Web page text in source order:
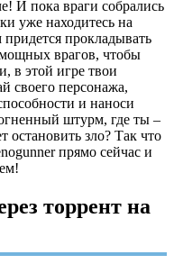
И пока враги собрались
уже находитесь на
прокладывать
врагов, чтобы
в этой игре твои
своего персонажа,
и наноси
штурм, где ты –
зло? Так что
прямо сейчас и
торрент на